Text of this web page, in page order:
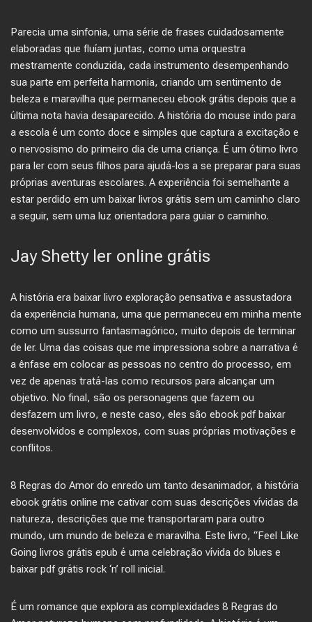
Parecia uma sinfonia, uma série de frases cuidadosamente
elaboradas que fluíam juntas, como uma orquestra
mestramente conduzida, cada instrumento desempenhando
sua parte em perfeita harmonia, criando um sentimento de
beleza e maravilha que permaneceu ebook grátis depois que a
última nota havia desaparecido. A história do mouse indo para
a escola é um conto doce e simples que captura a excitação e
o nervosismo do primeiro dia de uma criança. É um ótimo livro
para ler com seus filhos para ajudá-los a se preparar para suas
próprias aventuras escolares. A experiência foi semelhante a
estar perdido em um baixar livros grátis sem um caminho claro
a seguir, sem uma luz orientadora para guiar o caminho.
Jay Shetty ler online grátis
A história era baixar livro exploração pensativa e assustadora
da experiência humana, uma que permaneceu em minha mente
como um sussurro fantasmagórico, muito depois de terminar
de ler. Uma das coisas que me impressiona sobre a narrativa é
a ênfase em colocar as pessoas no centro do processo, em
vez de apenas tratá-las como recursos para alcançar um
objetivo. No final, são os personagens que fazem ou
desfazem um livro, e neste caso, eles são ebook pdf baixar
desenvolvidos e complexos, com suas próprias motivações e
conflitos.
8 Regras do Amor do enredo um tanto desanimador, a história
ebook grátis online me cativar com suas descrições vívidas da
natureza, descrições que me transportaram para outro
mundo, um mundo de beleza e maravilha. Este livro, “Feel Like
Going livros grátis epub é uma celebração vívida do blues e
baixar pdf grátis rock ‘n’ roll inicial.
É um romance que explora as complexidades 8 Regras do